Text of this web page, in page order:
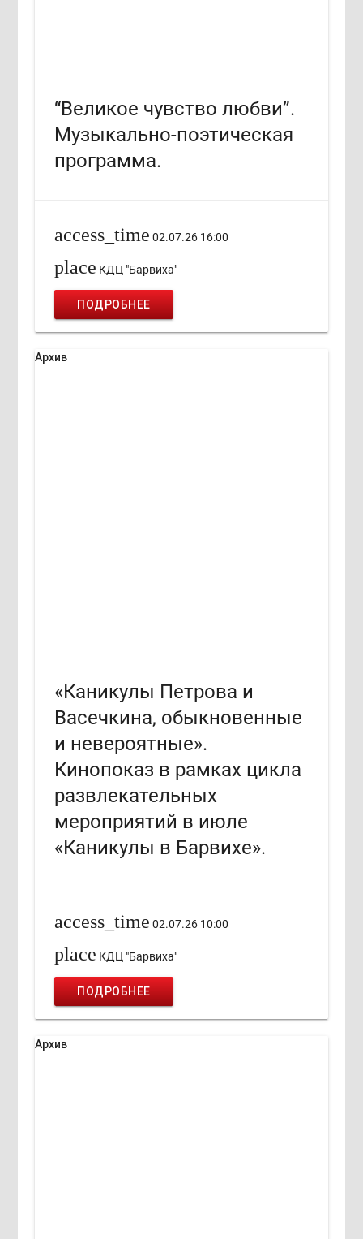
“Великое чувство любви”.
Музыкально-поэтическая
программа.
access_time 02.07.26 16:00
place КДЦ "Барвиха"
ПОДРОБНЕЕ
Архив
«Каникулы Петрова и
Васечкина, обыкновенные
и невероятные».
Кинопоказ в рамках цикла
развлекательных
мероприятий в июле
«Каникулы в Барвихе».
access_time 02.07.26 10:00
place КДЦ "Барвиха"
ПОДРОБНЕЕ
Архив